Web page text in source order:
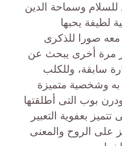
وسماحة الدين
لطيفة يحبها
معه صورا للذكرى
مرة أخرى يبحث عن
سابقة، وللكلب
وشخصية متميزة
بوب التى أطلقتها
بعفوية التعبير
على الروح والمعنى